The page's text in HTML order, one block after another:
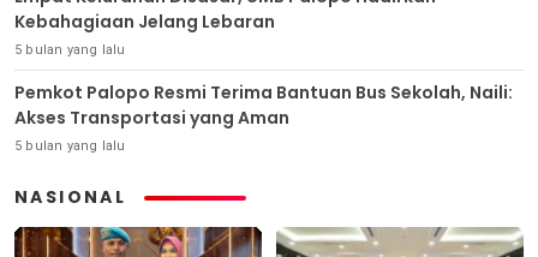
Kebahagiaan Jelang Lebaran
5 bulan yang lalu
Pemkot Palopo Resmi Terima Bantuan Bus Sekolah, Naili:
Akses Transportasi yang Aman
5 bulan yang lalu
NASIONAL